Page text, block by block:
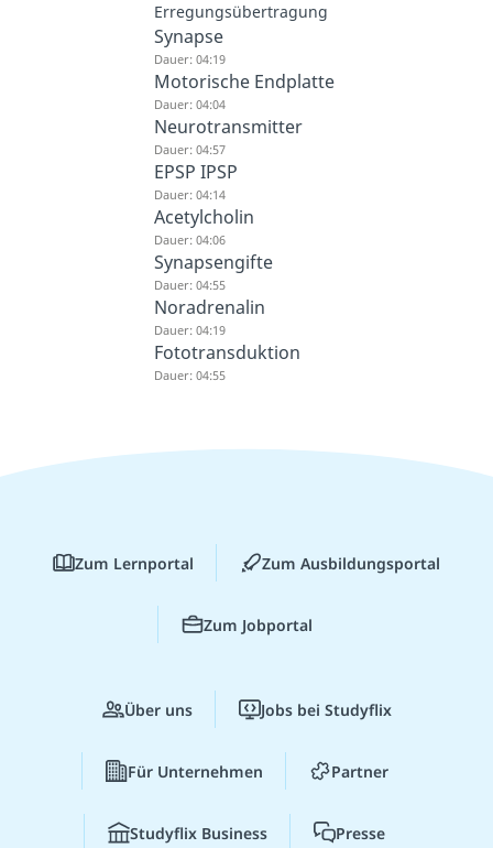
Erregungsübertragung
Synapse
Dauer: 04:19
Motorische Endplatte
Dauer: 04:04
Neurotransmitter
Dauer: 04:57
EPSP IPSP
Dauer: 04:14
Acetylcholin
Dauer: 04:06
Synapsengifte
Dauer: 04:55
Noradrenalin
Dauer: 04:19
Fototransduktion
Dauer: 04:55
Zum Lernportal Zum Ausbildungsportal
Zum Jobportal
Über uns Jobs bei Studyflix
Für Unternehmen Partner
Studyflix Business Presse